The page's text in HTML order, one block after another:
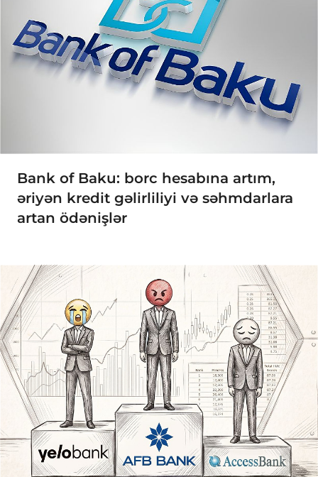
Bank of Baku: borc hesabına artım,
əriyən kredit gəlirliliyi və səhmdarlara
artan ödənişlər